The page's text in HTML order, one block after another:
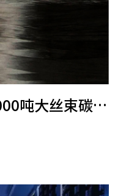
吨大丝束碳纤